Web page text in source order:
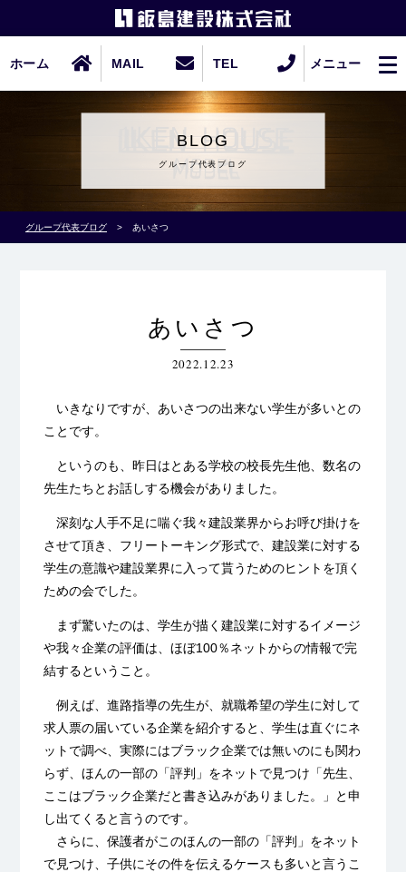
ホーム MAIL TEL メニュー
BLOG
グループ代表ブログ
グループ代表ブログ > あいさつ
あいさつ
2022.12.23
いきなりですが、あいさつの出来ない学生が多いとの
ことです。
というのも、昨日はとある学校の校長先生他、数名の
先生たちとお話しする機会がありました。
深刻な人手不足に喘ぐ我々建設業界からお呼び掛けを
させて頂き、フリートーキング形式で、建設業に対する
学生の意識や建設業界に入って貰うためのヒントを頂く
ための会でした。
まず驚いたのは、学生が描く建設業に対するイメージ
や我々企業の評価は、ほぼ100％ネットからの情報で完
結するということ。
例えば、進路指導の先生が、就職希望の学生に対して
求人票の届いている企業を紹介すると、学生は直ぐにネ
ットで調べ、実際にはブラック企業では無いのにも関わ
らず、ほんの一部の「評判」をネットで見つけ「先生、
ここはブラック企業だと書き込みがありました。」と申
し出てくると言うのです。
さらに、保護者がこのほんの一部の「評判」をネット
で見つけ、子供にその件を伝えるケースも多いと言うこ